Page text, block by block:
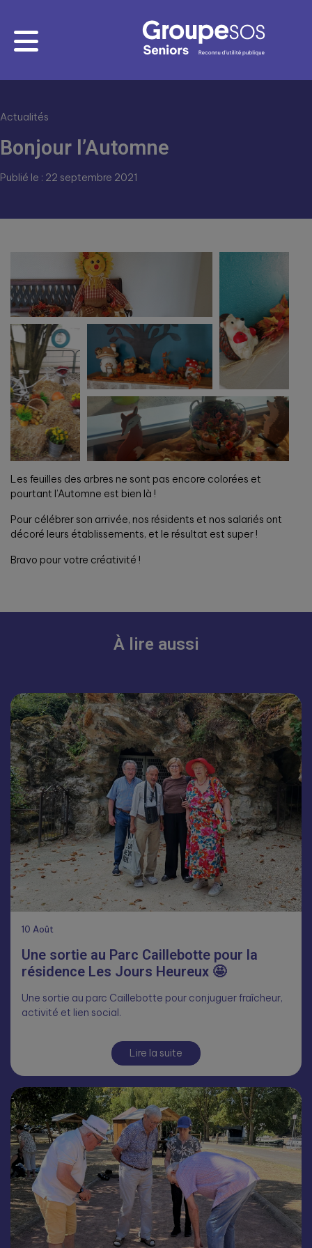
Actualités
Bonjour l’Automne
Publié le : 22 septembre 2021
Les feuilles des arbres ne sont pas encore colorées et
pourtant l’Automne est bien là !
Pour célébrer son arrivée, nos résidents et nos salariés ont
décoré leurs établissements, et le résultat est super !
Bravo pour votre créativité !
À lire aussi
10 Août
Une sortie au Parc Caillebotte pour la
résidence Les Jours Heureux 🤩
Une sortie au parc Caillebotte pour conjuguer fraîcheur,
activité et lien social.
Lire la suite